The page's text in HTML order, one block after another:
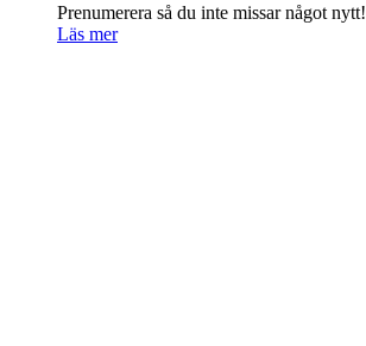
Prenumerera så du inte missar något nytt!
Läs mer